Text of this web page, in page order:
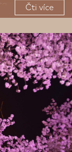
Čti více